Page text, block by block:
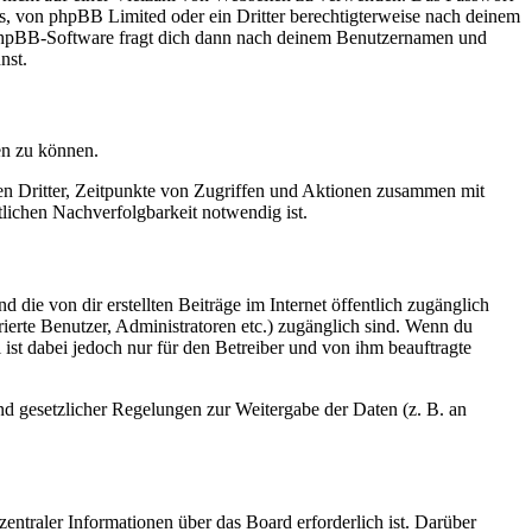
von phpBB Limited oder ein Dritter berechtigterweise nach deinem
Software fragt dich dann nach deinem Benutzernamen und
zu können.
Dritter, Zeitpunkte von Zugriffen und Aktionen zusammen mit
Nachverfolgbarkeit notwendig ist.
die von dir erstellten Beiträge im Internet öffentlich zugänglich
Benutzer, Administratoren etc.) zugänglich sind. Wenn du
dabei jedoch nur für den Betreiber und von ihm beauftragte
Regelungen zur Weitergabe der Daten (z. B. an
Informationen über das Board erforderlich ist. Darüber